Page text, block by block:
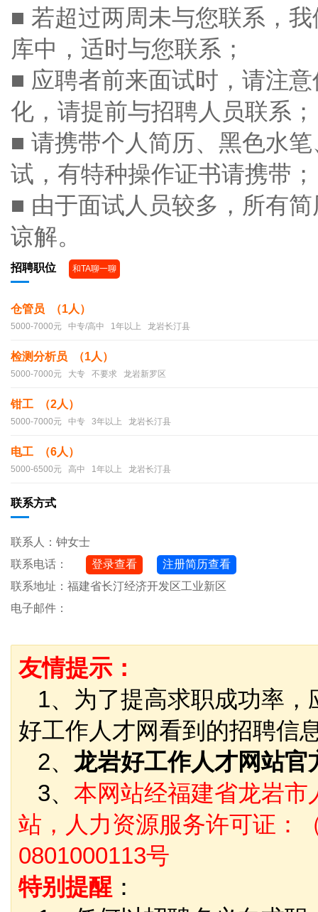
■ 若超过两周未与您联系，
库中，适时与您联系；
■ 应聘者前来面试时，请注
化，请提前与招聘人员联系；
■ 请携带个人简历、黑色水
试，有特种操作证书请携带；
■ 由于面试人员较多，所有
谅解。
招聘职位 和TA聊一聊
仓管员 （1人）
5000-7000元 中专/高中 1年以上 龙岩长汀县
检测分析员 （1人）
5000-7000元 大专 不要求 龙岩新罗区
钳工 （2人）
5000-7000元 中专 3年以上 龙岩长汀县
电工 （6人）
5000-6500元 高中 1年以上 龙岩长汀县
联系方式
联系人：钟女士
联系电话：
联系地址：福建省长汀经济开发区工业新区
电子邮件：
友情提示：
1、为了提高求职成功率，
好工作人才网看到的招聘信
2、 龙岩好工作人才网站
3、 本网站经福建省龙岩
站，人力资源服务许可证：
0801000113号
特别提醒 ：